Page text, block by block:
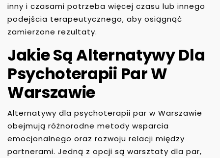
inny i czasami potrzeba więcej czasu lub innego
podejścia terapeutycznego, aby osiągnąć
zamierzone rezultaty.
Jakie Są Alternatywy Dla
Psychoterapii Par W
Warszawie
Alternatywy dla psychoterapii par w Warszawie
obejmują różnorodne metody wsparcia
emocjonalnego oraz rozwoju relacji między
partnerami. Jedną z opcji są warsztaty dla par,